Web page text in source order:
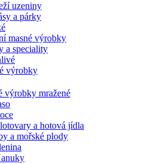
uzeniny
a párky
masné výrobky
a speciality
výrobky
výrobky mražené
a hotová jídla
a mořské plody